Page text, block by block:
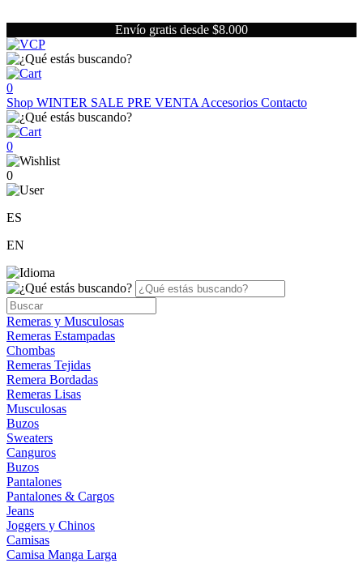
Envío gratis desde $8.000
0
Shop WINTER SALE PRE VENTA Accesorios Contacto
0
0
ES
EN
Remeras y Musculosas
Remeras Estampadas
Chombas
Remeras Tejidas
Remera Bordadas
Remeras Lisas
Musculosas
Buzos
Sweaters
Canguros
Buzos
Pantalones
Pantalones & Cargos
Jeans
Joggers y Chinos
Camisas
Camisa Manga Larga